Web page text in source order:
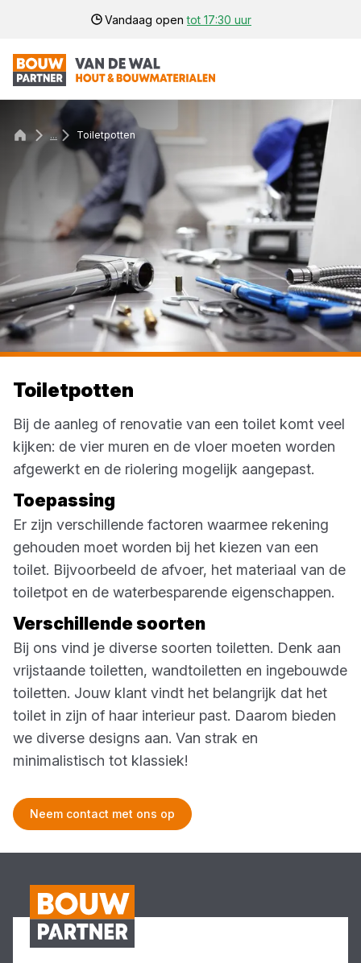
Vandaag opentot 17:30 uur
... Toiletpotten
Toiletpotten
Bij de aanleg of renovatie van een toilet komt veel
kijken: de vier muren en de vloer moeten worden
afgewerkt en de riolering mogelijk aangepast.
Toepassing
Er zijn verschillende factoren waarmee rekening
gehouden moet worden bij het kiezen van een
toilet. Bijvoorbeeld de afvoer, het materiaal van de
toiletpot en de waterbesparende eigenschappen.
Verschillende soorten
Bij ons vind je diverse soorten toiletten. Denk aan
vrijstaande toiletten, wandtoiletten en ingebouwde
toiletten. Jouw klant vindt het belangrijk dat het
toilet in zijn of haar interieur past. Daarom bieden
we diverse designs aan. Van strak en
minimalistisch tot klassiek!
Neem contact met ons op